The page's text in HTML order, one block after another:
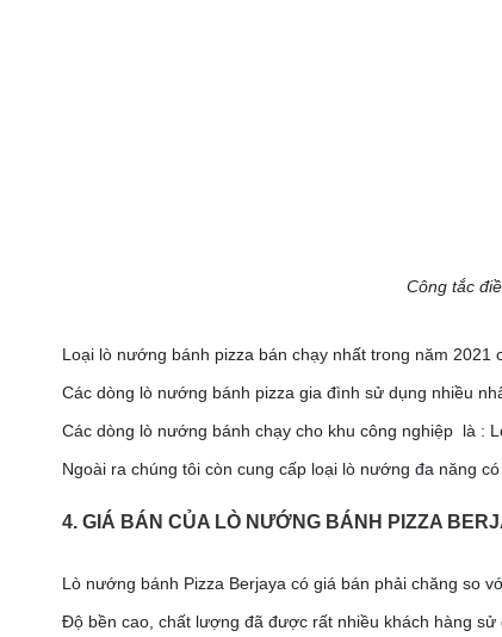
Công tắc
Loại lò nướng bánh pizza bán chạy nhất trong năm 2021
Các dòng lò nướng bánh pizza gia đình sử dụng nhiều
Các dòng lò nướng bánh chạy cho khu công nghiệp là :
Ngoài ra chúng tôi còn cung cấp loại lò nướng đa năng
4. GIÁ BÁN CỦA LÒ NƯỚNG BÁNH PIZZA
Lò nướng bánh Pizza Berjaya có giá bán phải chăng so
Độ bền cao, chất lượng đã được rất nhiều khách hàng sử